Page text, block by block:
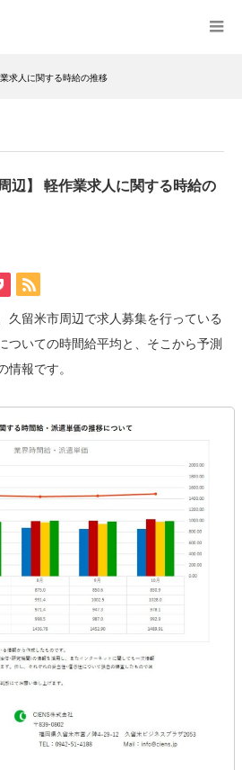
求人に関する時給の推移
辺】 軽作業求人に関する時給の
久留米市周辺で求人募集を行っている
ついての時間給平均と、そこから予測
情報です。